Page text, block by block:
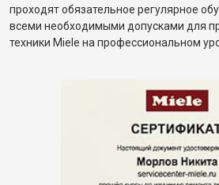
проходят обязательное регулярное
всеми необходимыми допусками для
техники Miele на профессиональном